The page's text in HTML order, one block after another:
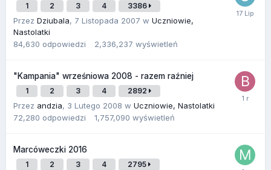
1 2 3 4 3386
Przez Dziubala, 7 Listopada 2007 w Uczniowie,
Nastolatki
84,630 odpowiedzi 2,336,237 wyświetleń
"Kampania" wrześniowa 2008 - razem raźniej
1 2 3 4 2892
Przez andzia, 3 Lutego 2008 w Uczniowie, Nastolatki
72,280 odpowiedzi 1,757,090 wyświetleń
Marcóweczki 2016
1 2 3 4 2795